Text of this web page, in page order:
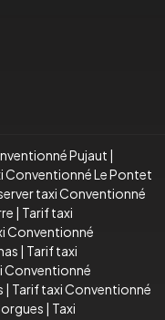
Pujaut |
Conventionné Le Pontet
taxi Conventionné
| Tarif taxi
Conventionné
| Tarif taxi
Conventionné
| Tarif taxi Conventionné
| Taxi